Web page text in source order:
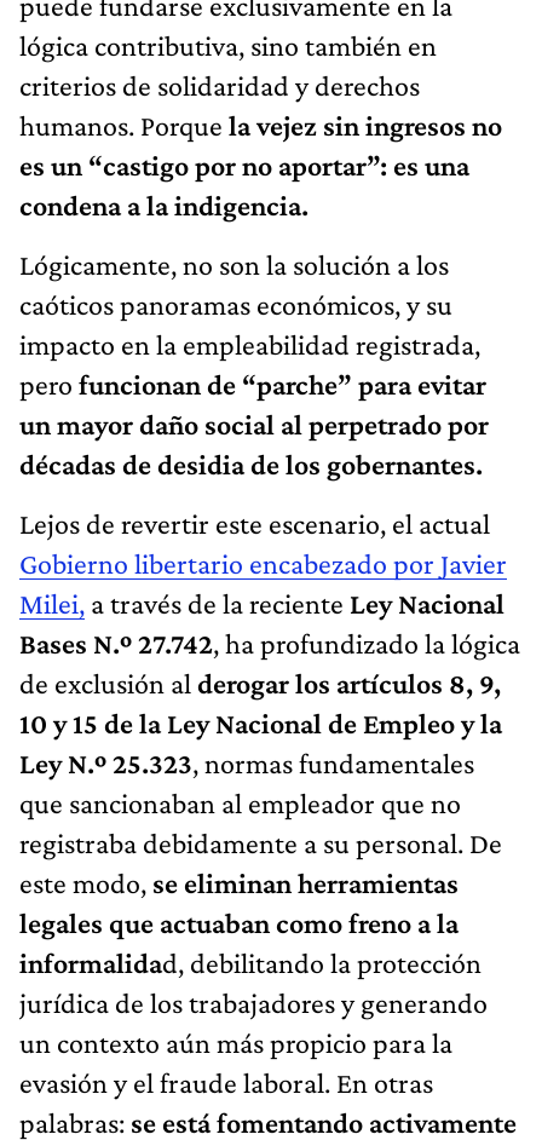
lógica contributiva, sino también en
criterios de solidaridad y derechos
humanos. Porque la vejez sin ingresos no
es un “castigo por no aportar”: es una
condena a la indigencia.
Lógicamente, no son la solución a los
caóticos panoramas económicos, y su
impacto en la empleabilidad registrada,
pero funcionan de “parche” para evitar
un mayor daño social al perpetrado por
décadas de desidia de los gobernantes.
Lejos de revertir este escenario, el actual
Gobierno libertario encabezado por Javier
Milei, a través de la reciente Ley Nacional
Bases N.º 27.742, ha profundizado la lógica
de exclusión al derogar los artículos 8, 9,
10 y 15 de la Ley Nacional de Empleo y la
Ley N.º 25.323, normas fundamentales
que sancionaban al empleador que no
registraba debidamente a su personal. De
este modo, se eliminan herramientas
legales que actuaban como freno a la
informalidad, debilitando la protección
jurídica de los trabajadores y generando
un contexto aún más propicio para la
evasión y el fraude laboral. En otras
palabras: se está fomentando activamente